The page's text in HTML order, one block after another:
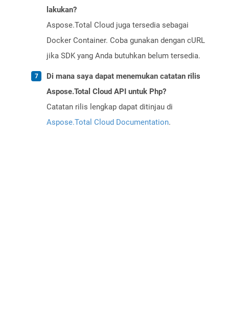
lakukan?
Aspose.Total Cloud juga tersedia sebagai
Docker Container. Coba gunakan dengan cURL
jika SDK yang Anda butuhkan belum tersedia.
Di mana saya dapat menemukan catatan rilis
Aspose.Total Cloud API untuk Php?
Catatan rilis lengkap dapat ditinjau di
Aspose.Total Cloud Documentation.